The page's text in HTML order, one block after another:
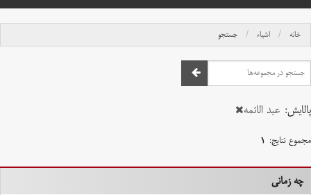
خانه اشیاء جستجو
پالایش: عبد الائمه
مجموع نتایج: ۱
چه زمانی